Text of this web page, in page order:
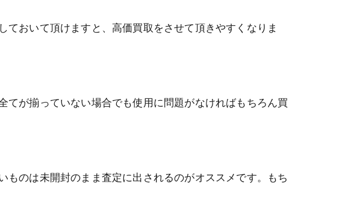
おいて頂けますと、高価買取をさせて頂きやすくなりま
が揃っていない場合でも使用に問題がなければもちろん買
のは未開封のまま査定に出されるのがオススメです。もち